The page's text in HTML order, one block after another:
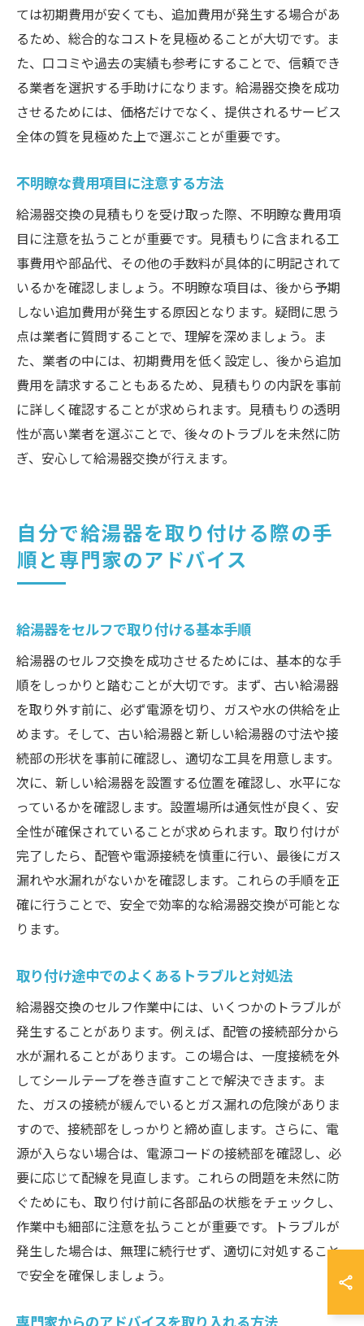
ては初期費用が安くても、追加費用が発生する場合があ
るため、総合的なコストを見極めることが大切です。ま
た、口コミや過去の実績も参考にすることで、信頼でき
る業者を選択する手助けになります。給湯器交換を成功
させるためには、価格だけでなく、提供されるサービス
全体の質を見極めた上で選ぶことが重要です。
不明瞭な費用項目に注意する方法
給湯器交換の見積もりを受け取った際、不明瞭な費用項
目に注意を払うことが重要です。見積もりに含まれる工
事費用や部品代、その他の手数料が具体的に明記されて
いるかを確認しましょう。不明瞭な項目は、後から予期
しない追加費用が発生する原因となります。疑問に思う
点は業者に質問することで、理解を深めましょう。ま
た、業者の中には、初期費用を低く設定し、後から追加
費用を請求することもあるため、見積もりの内訳を事前
に詳しく確認することが求められます。見積もりの透明
性が高い業者を選ぶことで、後々のトラブルを未然に防
ぎ、安心して給湯器交換が行えます。
自分で給湯器を取り付ける際の手
順と専門家のアドバイス
給湯器をセルフで取り付ける基本手順
給湯器のセルフ交換を成功させるためには、基本的な手
順をしっかりと踏むことが大切です。まず、古い給湯器
を取り外す前に、必ず電源を切り、ガスや水の供給を止
めます。そして、古い給湯器と新しい給湯器の寸法や接
続部の形状を事前に確認し、適切な工具を用意します。
次に、新しい給湯器を設置する位置を確認し、水平にな
っているかを確認します。設置場所は通気性が良く、安
全性が確保されていることが求められます。取り付けが
完了したら、配管や電源接続を慎重に行い、最後にガス
漏れや水漏れがないかを確認します。これらの手順を正
確に行うことで、安全で効率的な給湯器交換が可能とな
ります。
取り付け途中でのよくあるトラブルと対処法
給湯器交換のセルフ作業中には、いくつかのトラブルが
発生することがあります。例えば、配管の接続部分から
水が漏れることがあります。この場合は、一度接続を外
してシールテープを巻き直すことで解決できます。ま
た、ガスの接続が緩んでいるとガス漏れの危険がありま
すので、接続部をしっかりと締め直します。さらに、電
源が入らない場合は、電源コードの接続部を確認し、必
要に応じて配線を見直します。これらの問題を未然に防
ぐためにも、取り付け前に各部品の状態をチェックし、
作業中も細部に注意を払うことが重要です。トラブルが
発生した場合は、無理に続行せず、適切に対処すること
で安全を確保しましょう。
専門家からのアドバイスを取り入れる方法